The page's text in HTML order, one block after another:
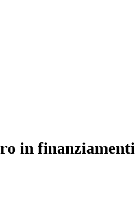
in finanziamenti